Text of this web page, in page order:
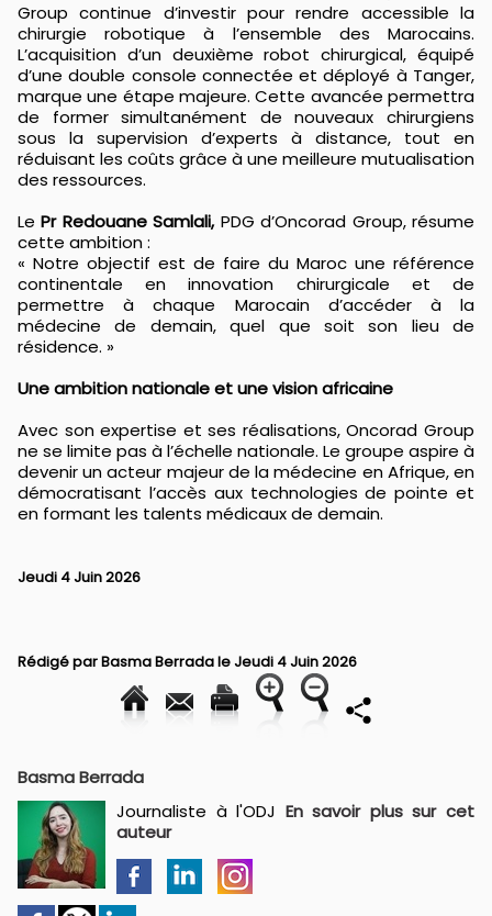
Group continue d’investir pour rendre accessible la
chirurgie robotique à l’ensemble des Marocains.
L’acquisition d’un deuxième robot chirurgical, équipé
d’une double console connectée et déployé à Tanger,
marque une étape majeure. Cette avancée permettra
de former simultanément de nouveaux chirurgiens
sous la supervision d’experts à distance, tout en
réduisant les coûts grâce à une meilleure mutualisation
des ressources.
Le Pr Redouane Samlali,PDG d’Oncorad Group, résume
cette ambition :
« Notre objectif est de faire du Maroc une référence
continentale en innovation chirurgicale et de
permettre à chaque Marocain d’accéder à la
médecine de demain, quel que soit son lieu de
résidence. »
Une ambition nationale et une vision africaine
Avec son expertise et ses réalisations, Oncorad Group
ne se limite pas à l’échelle nationale. Le groupe aspire à
devenir un acteur majeur de la médecine en Afrique, en
démocratisant l’accès aux technologies de pointe et
en formant les talents médicaux de demain.
Jeudi 4 Juin 2026
Rédigé parBasma Berradale Jeudi 4 Juin 2026
Basma Berrada
Journaliste à l'ODJ En savoir plus sur cet
auteur